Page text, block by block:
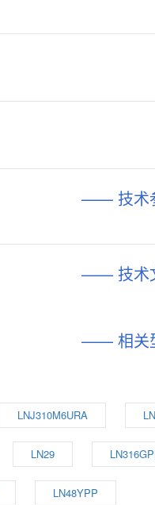
—— 技术
—— 技术
—— 相关
LNJ310M6URA
LN29
LN48YPP